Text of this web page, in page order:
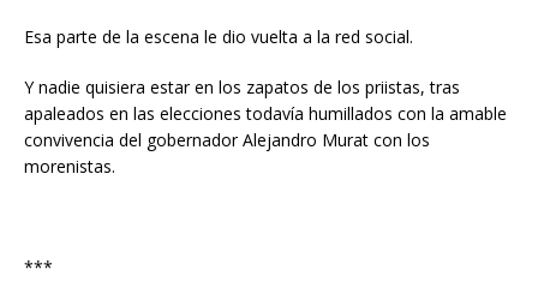
Esa parte de la escena le dio vuelta a la red social.
Y nadie quisiera estar en los zapatos de los priistas, tras
apaleados en las elecciones todavía humillados con la amable
convivencia del gobernador Alejandro Murat con los
morenistas.
***